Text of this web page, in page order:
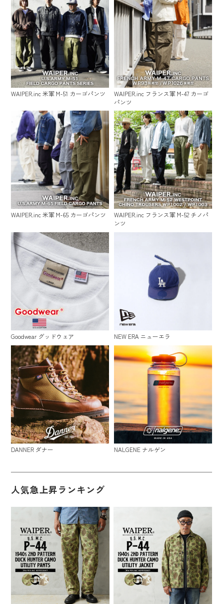
WAIPER.inc 米軍 M-51 カーゴパンツ
WAIPER.inc フランス軍 M-47 カーゴ
パンツ
WAIPER.inc 米軍 M-65 カーゴパンツ
WAIPER.inc フランス軍 M-52 チノパ
ンツ
Goodwear グッドウェア NEW ERA ニューエラ
DANNER ダナー NALGENE ナルゲン
人気急上昇ランキング